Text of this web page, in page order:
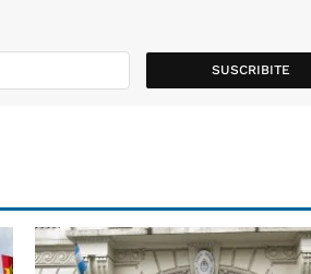
SUSCRIBITE